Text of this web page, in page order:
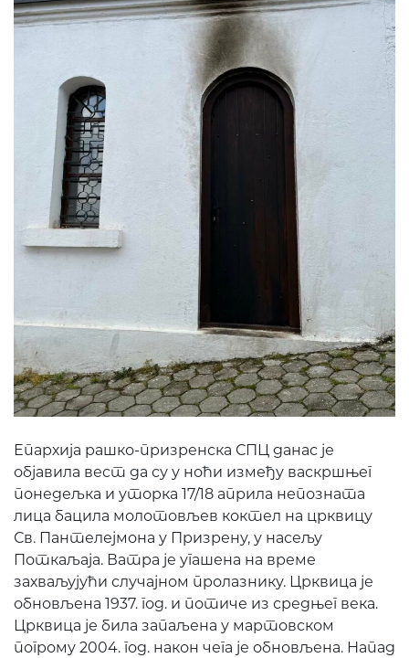
Епархија рашко-призренска СПЦ данас је
објавила вест да су у ноћи између васкршњег
понедељка и уторка 17/18 априла непозната
лица бацила молотовљев коктел на црквицу
Св. Пантелејмона у Призрену, у насељу
Поткаљаја. Ватра је угашена на време
захваљујући случајном пролазнику. Црквица је
обновљена 1937. год. и потиче из средњег века.
Црквица је била запаљена у мартовском
погрому 2004. год. након чега је обновљена. Напад